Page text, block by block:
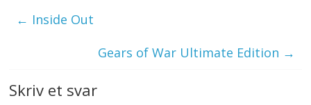
← Inside Out
Gears of War Ultimate Edition →
Skriv et svar